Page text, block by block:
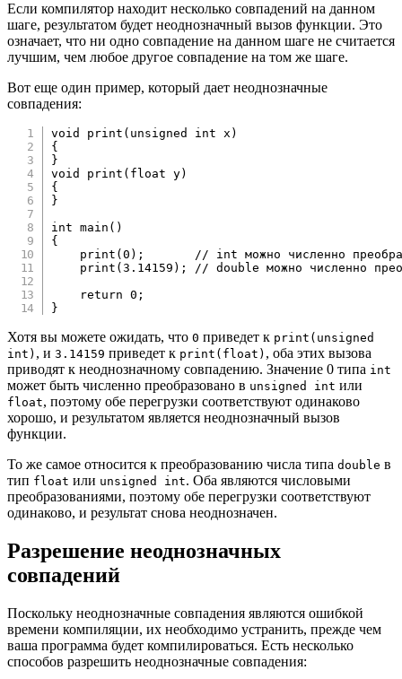
Если компилятор находит несколько совпадений на данном
шаге, результатом будет неоднозначный вызов функции. Это
означает, что ни одно совпадение на данном шаге не считается
лучшим, чем любое другое совпадение на том же шаге.
Вот еще один пример, который дает неоднозначные
совпадения:
void print ( unsigned int x )
{
}
void
print ( float y)
{
}
int
main ( )
{
print (0 ) ;
// int можно численно
print (3.14159 ) ;
// double можно численно
return
0 ;
}
Хотя вы можете ожидать, что 0 приведет к print(unsigned
int) , и 3.14159 приведет к print(float) , оба этих вызова
приводят к неоднозначному совпадению. Значение 0 типа int
может быть численно преобразовано в unsigned int или
float, поэтому обе перегрузки соответствуют одинаково
хорошо, и результатом является неоднозначный вызов
функции.
То же самое относится к преобразованию числа типа double в
тип float или unsigned int. Оба являются числовыми
преобразованиями, поэтому обе перегрузки соответствуют
одинаково, и результат снова неоднозначен.
Разрешение неоднозначных
совпадений
Поскольку неоднозначные совпадения являются ошибкой
времени компиляции, их необходимо устранить, прежде чем
ваша программа будет компилироваться. Есть несколько
способов разрешить неоднозначные совпадения: